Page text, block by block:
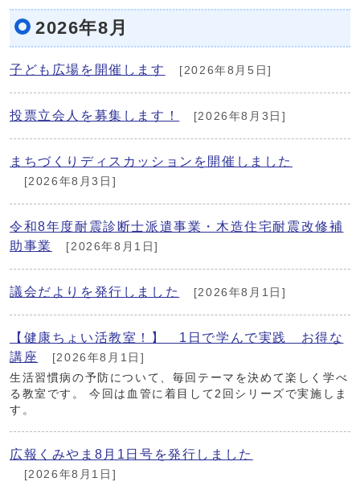
2026年8月
子ども広場を開催します [2026年8月5日]
投票立会人を募集します！ [2026年8月3日]
まちづくりディスカッションを開催しました
[2026年8月3日]
令和8年度耐震診断士派遣事業・木造住宅耐震改修補
助事業
[2026年8月1日]
議会だよりを発行しました [2026年8月1日]
【健康ちょい活教室！】 1日で学んで実践 お得な
講座
[2026年8月1日]
生活習慣病の予防について、毎回テーマを決めて楽しく学べ
る教室です。 今回は血管に着目して2回シリーズで実施しま
す。
広報くみやま8月1日号を発行しました
[2026年8月1日]